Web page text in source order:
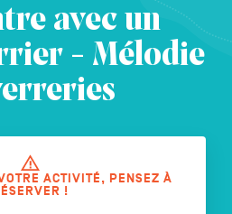
DE EN
avec un
- Mélodie
ACTIVITÉ, PENSEZ À
!